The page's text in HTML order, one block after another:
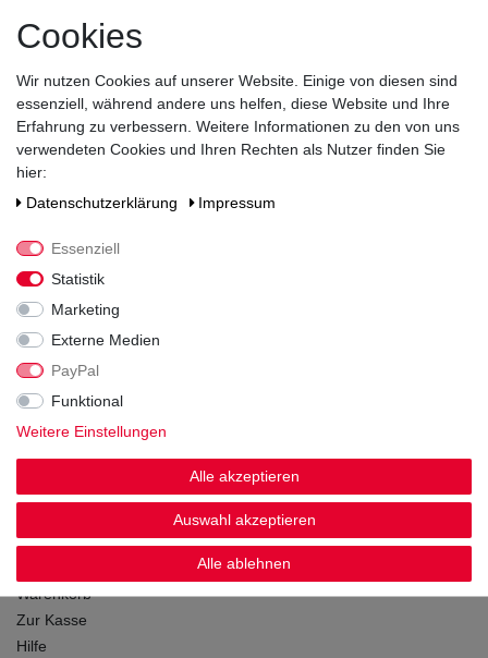
Wir versenden mit
Sicherheit & Zertifikate
Click&Collect
Warenkorb
Zur Kasse
Hilfe
Cookies
Wir nutzen Cookies auf unserer Website. Einige von diesen sind
essenziell, während andere uns helfen, diese Website und Ihre
Erfahrung zu verbessern. Weitere Informationen zu den von uns
verwendeten Cookies und Ihren Rechten als Nutzer finden Sie
hier:
Daten­schutz­erklärung
Impressum
Essenziell
Statistik
Marketing
Externe Medien
PayPal
Funktional
Weitere Einstellungen
Alle akzeptieren
Auswahl akzeptieren
Alle ablehnen